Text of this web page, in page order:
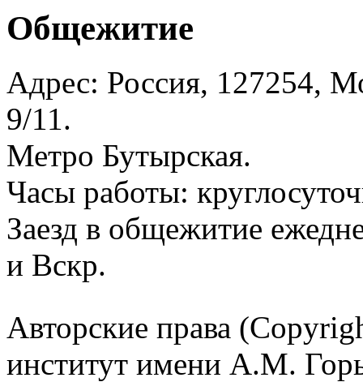
Общежитие
Адрес: Россия, 127254,
9/11.
Метро Бутырская.
Часы работы:
Заезд в общежитие
и Вскр.
Авторские права
институт имени А.М.